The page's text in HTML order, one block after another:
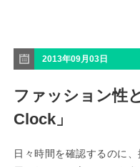
2013年09月03日
ファッション性
Clock」
日々時間を確認するのに